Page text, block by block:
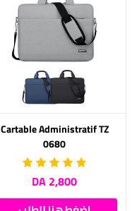
Cartable Administratif TZ
0680
2,800 DA